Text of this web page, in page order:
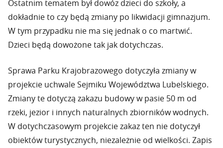
Ostatnim tematem był dowóz dzieci do szkoły, a
dokładnie to czy będą zmiany po likwidacji gimnazjum.
W tym przypadku nie ma się jednak o co martwić.
Dzieci będą dowożone tak jak dotychczas.
Sprawa Parku Krajobrazowego dotyczyła zmiany w
projekcie uchwale Sejmiku Województwa Lubelskiego.
Zmiany te dotyczą zakazu budowy w pasie 50 m od
rzeki, jezior i innych naturalnych zbiorników wodnych.
W dotychczasowym projekcie zakaz ten nie dotyczył
obiektów turystycznych, niezależnie od wielkości. Zapis